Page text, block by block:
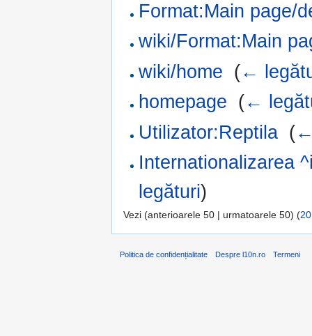
Format:Main page/
wiki/Format:Main
wiki/home (←
homepage (←
Utilizator:Reptila (
Internationalizarea
legături)
Vezi (anterioarele 50 | urmatoarele 50) (20
Politica de confidențialitate Despre l10n.ro Termeni